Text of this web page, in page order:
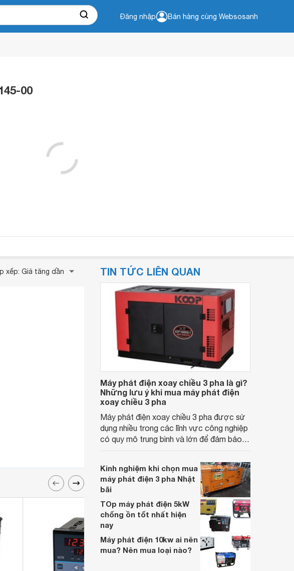
Đăng nhập Bán hàng cùng Websosanh
00
xếp: Giá tăng dần TIN TỨC LIÊN QUAN
Máy phát điện xoay chiều 3 pha là gì?
Những lưu ý khi mua máy phát điện
xoay chiều 3 pha
Máy phát điện xoay chiều 3 pha được sử
dụng nhiều trong các lĩnh vực công nghiệp
có quy mô trung bình và lớn để đảm bảo
Kinh nghiệm khi chọn mua
máy phát điện 3 pha Nhật
bãi
TOp máy phát điện 5kW
chống ồn tốt nhất hiện
nay
Máy phát điện 10kw ai nên
mua? Nên mua loại nào?